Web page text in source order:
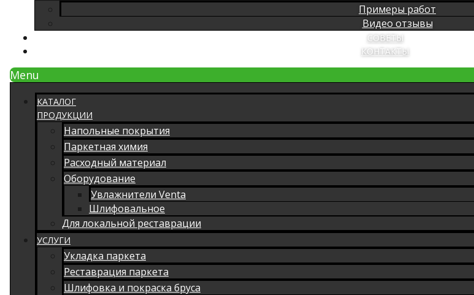
Примеры работ
Видео отзывы
СОВЕТЫ
КОНТАКТЫ
Menu
КАТАЛОГ
ПРОДУКЦИИ
Напольные покрытия
Паркетная химия
Расходный материал
Оборудование
Увлажнители Venta
Шлифовальное
Для локальной реставрации
УСЛУГИ
Укладка паркета
Реставрация паркета
Шлифовка и покраска бруса